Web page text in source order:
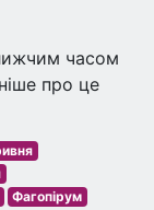
часом
про це
Фагопірум